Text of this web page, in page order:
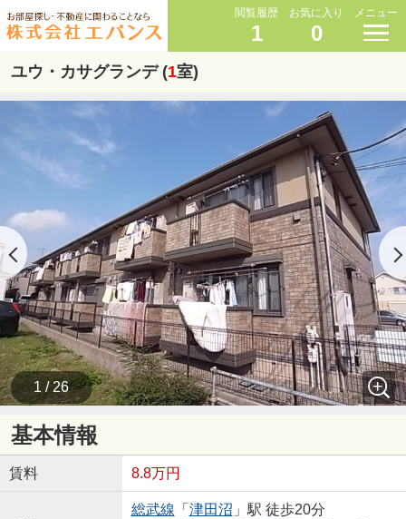
閲覧履歴
1
お気に入り
0
メニュー
ユウ・カサグランデ (1室)
1 / 26
基本情報
賃料 8.8万円
総武線 「 津田沼 」駅 徒歩20分